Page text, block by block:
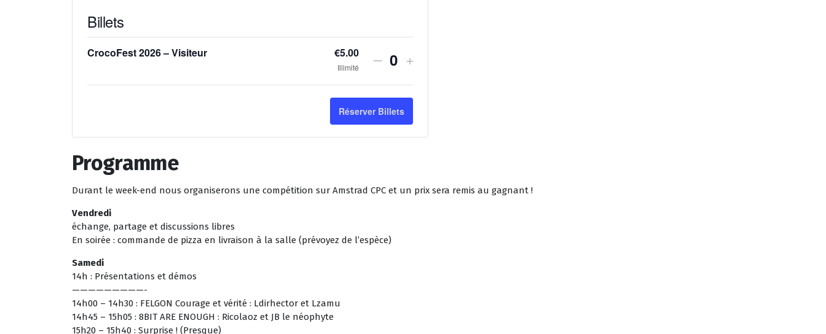
Billets
CrocoFest 2026 – Visiteur €5.00
Illimité – Quantité
+
Réserver Billets
Programme
Durant le week-end nous organiserons une compétition sur Amstrad CPC et un prix sera remis au gagnant !
Vendredi
échange, partage et discussions libres
En soirée : commande de pizza en livraison à la salle (prévoyez de l’espèce)
Samedi
14h : Présentations et démos
—————————-
14h00 – 14h30 : FELGON Courage et vérité : Ldirhector et Lzamu
14h45 – 15h05 : 8BIT ARE ENOUGH : Ricolaoz et JB le néophyte
15h20 – 15h40 : Surprise ! (Presque)